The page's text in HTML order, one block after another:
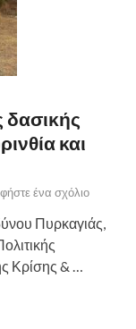
και
ένα σχόλιο
Πυρκαγιάς,
Κρίσης & …